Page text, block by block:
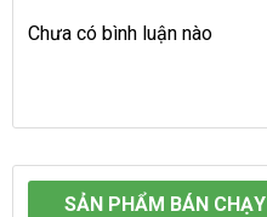
Chưa có bình luận nào
SẢN PHẨM BÁN CHẠY